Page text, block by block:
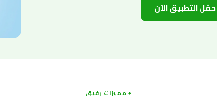
حمّل التطبيق الآن
مميزات رفيق